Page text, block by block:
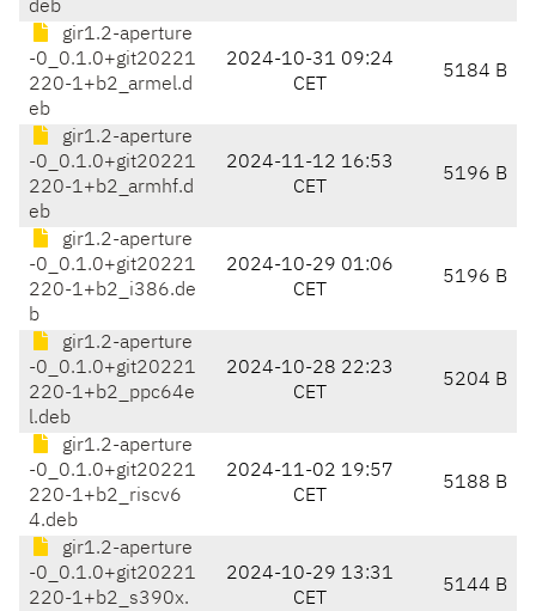
deb
gir1.2-aperture
-0_0.1.0+git20221
220-1+b2_armel.d
eb
2024-10-31 09:24
CET
5184 B
gir1.2-aperture
-0_0.1.0+git20221
220-1+b2_armhf.d
eb
2024-11-12 16:53
CET
5196 B
gir1.2-aperture
-0_0.1.0+git20221
220-1+b2_i386.de
b
2024-10-29 01:06
CET
5196 B
gir1.2-aperture
-0_0.1.0+git20221
220-1+b2_ppc64e
l.deb
2024-10-28 22:23
CET
5204 B
gir1.2-aperture
-0_0.1.0+git20221
220-1+b2_riscv6
4.deb
2024-11-02 19:57
CET
5188 B
gir1.2-aperture
-0_0.1.0+git20221
220-1+b2_s390x.
2024-10-29 13:31
CET
5144 B